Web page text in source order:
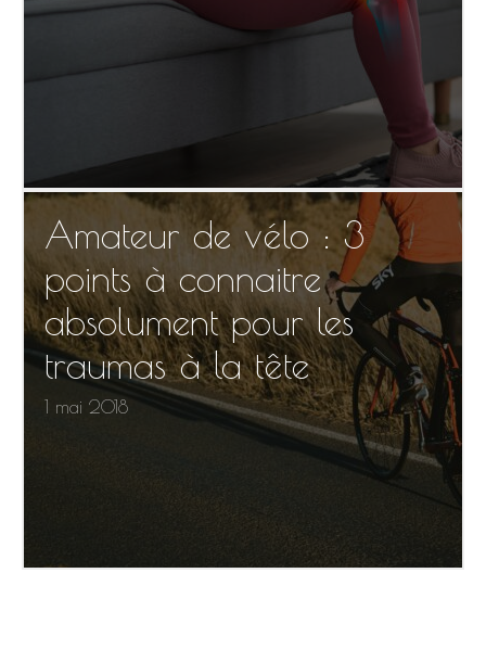
Amateur de vélo : 3
points à connaitre
absolument pour les
traumas à la tête
1 mai 2018